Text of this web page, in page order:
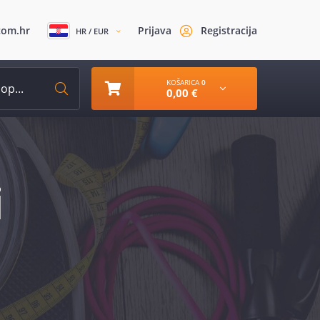
HR / EUR Prijava Registracija
KOŠARICA 0
0,00 €